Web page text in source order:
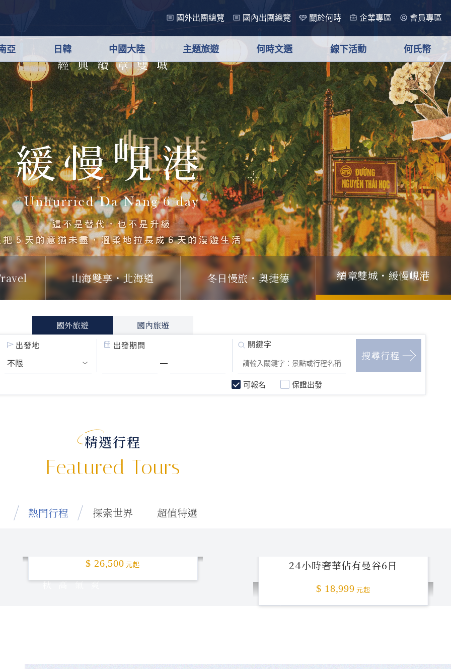
國外出團總覽 國內出團總覽 關於何時 企業專區 會員專區
亞 日韓 中國大陸 主題旅遊 何時文選 線下活動 何氏幣
山海雙享・北海道 冬日慢旅・奧捷德 續章雙城・緩慢峴港
國外旅遊 國內旅遊
出發地 出發期間
可報名 保證出發
精選行程
Featured Tours
熱門行程 探索世界 超值特選
秋高氣爽
$ 26,500 元起 24小時奢華佔有曼谷6日
$ 18,999 元起